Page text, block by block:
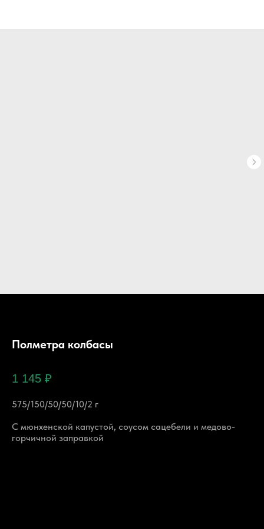
Полметра колбасы
1 145 ₽
575/150/50/50/10/2 г
С мюнхенской капустой, соусом сацебели и медово-
горчичной заправкой